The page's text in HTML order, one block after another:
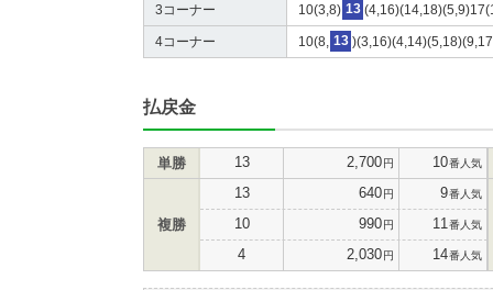
3コーナー 10(3,8) 13
4コーナー 10(8, 13
払戻金
単勝 13 2,700円 10番人気
複勝
13 640円 9番人気
10 990円 11 番人気
4 2,030円 14番人気